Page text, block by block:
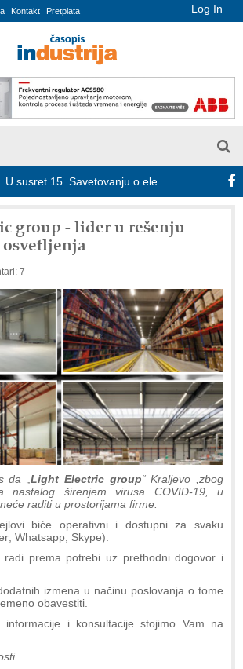
Log In
Kontakt Pretplata
15. Savetovanju o elektrodistributivnim
group - lider u rešenju
7
da „Light Electric group“ Kraljevo ,zbog
nastalog širenjem virusa COVID-19, u
raditi u prostorijama firme.
biće operativni i dostupni za svaku
Whatsapp; Skype).
radi prema potrebi uz prethodni dogovor i
izmena u načinu poslovanja o tome
obavestiti.
i konsultacije stojimo Vam na